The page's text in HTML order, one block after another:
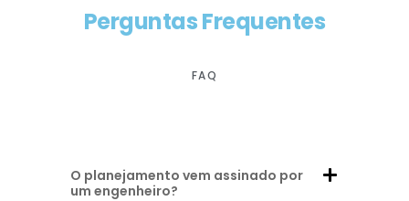
Perguntas Frequentes
FAQ
O planejamento vem assinado por
um engenheiro?